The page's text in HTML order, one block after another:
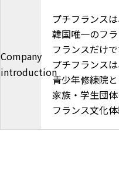
Company
introduction
プチフランスは
韓国唯一のフ
フランスだけ
プチフランスは
青少年修練院
家族・学生団体
フランス文化